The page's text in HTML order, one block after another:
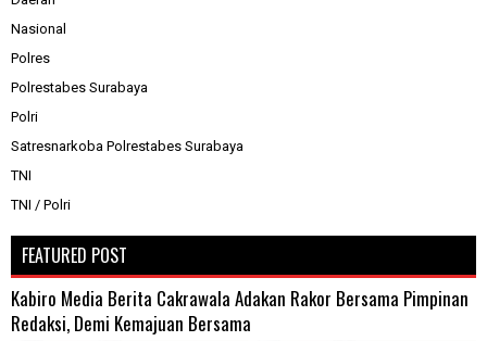
Nasional
Polres
Polrestabes Surabaya
Polri
Satresnarkoba Polrestabes Surabaya
TNI
TNI / Polri
FEATURED POST
Kabiro Media Berita Cakrawala Adakan Rakor Bersama Pimpinan
Redaksi, Demi Kemajuan Bersama